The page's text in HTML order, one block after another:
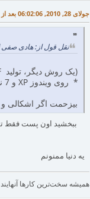
جولای 28, 2010, 06:02:06 بعد از ظهر
نقل قول از: هادی صفی اقدم در جولای
(یک روش دیگر، تولید PDF توسط روش گفته شده توسط جناب دکتر امید علی هست. به
* روی ویندوز XP و 7 نسخه‌ی 32 بیتی تست کردم. بقیه را اگه کسی جواب گرفت اعلام کند بیزحمت.
بیزحمت اگر اشکالی و
یه دنیا ممنونم
همیشه سخت‌ترین کارها آنهایند